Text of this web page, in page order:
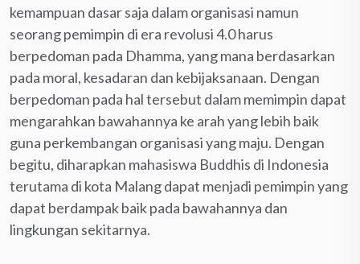
kemampuan dasar saja dalam organisasi namun
seorang pemimpin di era revolusi 4.0 harus
berpedoman pada Dhamma, yang mana berdasarkan
pada moral, kesadaran dan kebijaksanaan. Dengan
berpedoman pada hal tersebut dalam memimpin dapat
mengarahkan bawahannya ke arah yang lebih baik
guna perkembangan organisasi yang maju. Dengan
begitu, diharapkan mahasiswa Buddhis di Indonesia
terutama di kota Malang dapat menjadi pemimpin yang
dapat berdampak baik pada bawahannya dan
lingkungan sekitarnya.